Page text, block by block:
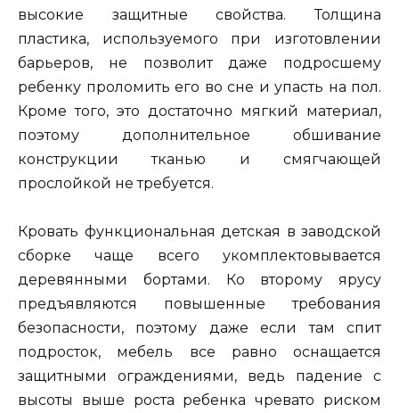
высокие защитные свойства. Толщина
пластика, используемого при изготовлении
барьеров, не позволит даже подросшему
ребенку проломить его во сне и упасть на пол.
Кроме того, это достаточно мягкий материал,
поэтому дополнительное обшивание
конструкции тканью и смягчающей
прослойкой не требуется.
Кровать функциональная детская в заводской
сборке чаще всего укомплектовывается
деревянными бортами. Ко второму ярусу
предъявляются повышенные требования
безопасности, поэтому даже если там спит
подросток, мебель все равно оснащается
защитными ограждениями, ведь падение с
высоты выше роста ребенка чревато риском